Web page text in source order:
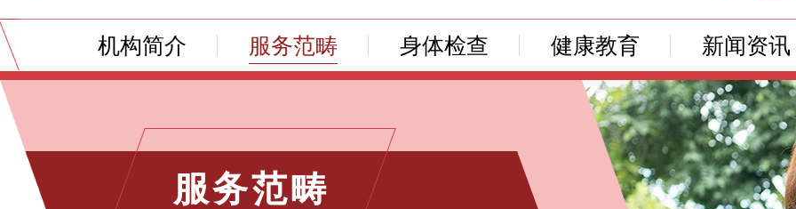
机构简介 服务范畴 身体检查 健康教育 新闻资讯
服务范畴